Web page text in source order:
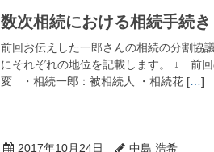
数次相続における相続手続き
前回お伝えした一郎さんの相続の分割協
にそれぞれの地位を記載します。 ↓ 前
変 ・相続一郎：被相続人 ・相続花 [
]
2017年10月24日 中島 浩希